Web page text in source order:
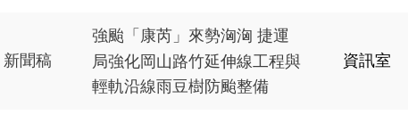
新聞稿
強颱「康芮」來勢洶洶 捷運
局強化岡山路竹延伸線工程與
輕軌沿線雨豆樹防颱整備
資訊室